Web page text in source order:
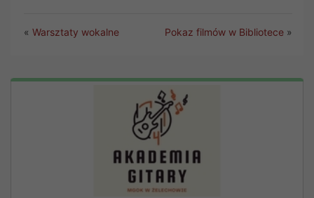
«Warsztaty wokalne Pokaz filmów w Bibliotece »